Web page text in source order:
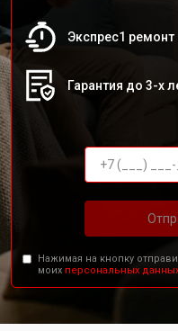
Экспрес1
Гарантия до 3-х
Нажимая на кнопку
моих персональных